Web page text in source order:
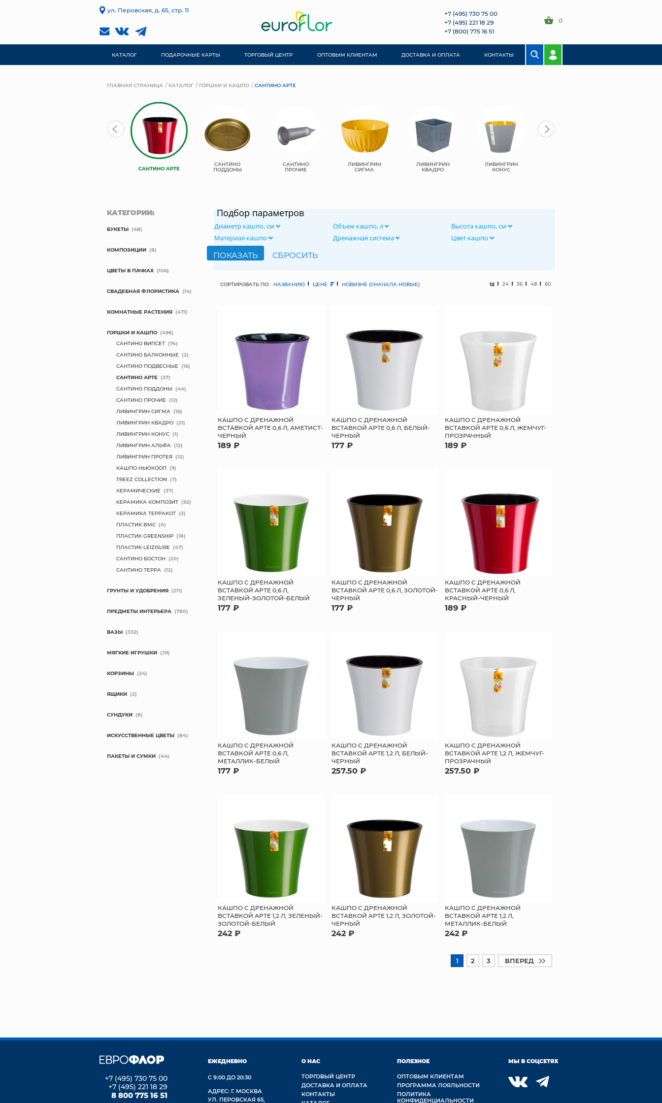
ул. Перовская, д. 65, стр. 11
+7 (495) 730 75 00
+7 (495) 221 18 29
+7 (800) 775 16 51
0
КАТАЛОГ ПОДАРОЧНЫЕ КАРТЫ ТОРГОВЫЙ ЦЕНТР ОПТОВЫМ КЛИЕНТАМ ДОСТАВКА И ОПЛАТА КОНТАКТЫ
ГЛАВНАЯ СТРАНИЦА КАТАЛОГ ГОРШКИ И КАШПО САНТИНО АРТЕ
САНТИНО АРТЕ
САНТИНО
ПОДДОНЫ
САНТИНО
ПРОЧИЕ
ЛИВИНГРИН
СИГМА
ЛИВИНГРИН
КВАДРО
ЛИВИНГРИН
КОНУС
Подбор параметров
Диаметр кашпо, см Объем кашпо, л
Высота кашпо, см
Материал кашпо
Дренажная система Цвет кашпо
СОРТИРОВАТЬ ПО: НАЗВАНИЮ ЦЕНЕ НОВИЗНЕ (СНАЧАЛА НОВЫЕ) 12 24 36 48 60
КАШПО С ДРЕНАЖНОЙ
ВСТАВКОЙ АРТЕ 0,6 Л, АМЕТИСТ-
ЧЕРНЫЙ
189 ₽
КАШПО С ДРЕНАЖНОЙ
ВСТАВКОЙ АРТЕ 0,6 Л, БЕЛЫЙ-
ЧЕРНЫЙ
177 ₽
КАШПО С ДРЕНАЖНОЙ
ВСТАВКОЙ АРТЕ 0,6 Л, ЖЕМЧУГ-
ПРОЗРАЧНЫЙ
189 ₽
КАШПО С ДРЕНАЖНОЙ
ВСТАВКОЙ АРТЕ 0,6 Л,
ЗЕЛЕНЫЙ-ЗОЛОТОЙ-БЕЛЫЙ
177 ₽
КАШПО С ДРЕНАЖНОЙ
ВСТАВКОЙ АРТЕ 0,6 Л, ЗОЛОТОЙ-
ЧЕРНЫЙ
177 ₽
КАШПО С ДРЕНАЖНОЙ
ВСТАВКОЙ АРТЕ 0,6 Л,
КРАСНЫЙ-ЧЕРНЫЙ
189 ₽
КАШПО С ДРЕНАЖНОЙ
ВСТАВКОЙ АРТЕ 0,6 Л,
МЕТАЛЛИК-БЕЛЫЙ
177 ₽
КАШПО С ДРЕНАЖНОЙ
ВСТАВКОЙ АРТЕ 1,2 Л, БЕЛЫЙ-
ЧЕРНЫЙ
257.50 ₽
КАШПО С ДРЕНАЖНОЙ
ВСТАВКОЙ АРТЕ 1,2 Л, ЖЕМЧУГ-
ПРОЗРАЧНЫЙ
257.50 ₽
КАШПО С ДРЕНАЖНОЙ
ВСТАВКОЙ АРТЕ 1,2 Л, ЗЕЛЕНЫЙ-
ЗОЛОТОЙ-БЕЛЫЙ
242 ₽
КАШПО С ДРЕНАЖНОЙ
ВСТАВКОЙ АРТЕ 1,2 Л, ЗОЛОТОЙ-
ЧЕРНЫЙ
242 ₽
КАШПО С ДРЕНАЖНОЙ
ВСТАВКОЙ АРТЕ 1,2 Л,
МЕТАЛЛИК-БЕЛЫЙ
242 ₽
1 2 3 ВПЕРЕД
КАТЕГОРИИ:
БУКЕТЫ (48)
КОМПОЗИЦИИ (8)
ЦВЕТЫ В ПАЧКАХ (106)
СВАДЕБНАЯ ФЛОРИСТИКА (14)
КОМНАТНЫЕ РАСТЕНИЯ (471)
ГОРШКИ И КАШПО (496)
САНТИНО ВИПСЕТ (74)
САНТИНО БАЛКОННЫЕ (2)
САНТИНО ПОДВЕСНЫЕ (16)
САНТИНО АРТЕ (27)
САНТИНО ПОДДОНЫ (44)
САНТИНО ПРОЧИЕ (12)
ЛИВИНГРИН СИГМА (16)
ЛИВИНГРИН КВАДРО (21)
ЛИВИНГРИН КОНУС (1)
ЛИВИНГРИН АЛЬФА (12)
ЛИВИНГРИН ПРОТЕЯ (12)
КАШПО НЬЮКООП (9)
TREEZ COLLECTION (7)
КЕРАМИЧЕСКИЕ (37)
КЕРАМИКА КОМПОЗИТ (92)
КЕРАМИКА ТЕРРАКОТ (3)
ПЛАСТИК BMC (0)
ПЛАСТИК GREENSHIP (18)
ПЛАСТИК LEIZISURE (47)
САНТИНО БОСТОН (20)
САНТИНО ТЕРРА (12)
ГРУНТЫ И УДОБРЕНИЯ (211)
ПРЕДМЕТЫ ИНТЕРЬЕРА (780)
ВАЗЫ (332)
МЯГКИЕ ИГРУШКИ (39)
КОРЗИНЫ (24)
ЯЩИКИ (2)
СУНДУКИ (8)
ИСКУССТВЕННЫЕ ЦВЕТЫ (84)
ПАКЕТЫ И СУМКИ (44)
+7 (495) 730 75 00
+7 (495) 221 18 29
8 800 775 16 51
ЕЖЕДНЕВНО
С 9:00 ДО 20:30
АДРЕС: Г. МОСКВА
УЛ. ПЕРОВСКАЯ 65,
О НАС
ТОРГОВЫЙ ЦЕНТР
ДОСТАВКА И ОПЛАТА
КОНТАКТЫ
ПОЛЕЗНОЕ
ОПТОВЫМ КЛИЕНТАМ
ПРОГРАММА ЛОЯЛЬНОСТИ
ПОЛИТИКА
КОНФИДЕНЦИАЛЬНОСТИ
МЫ В СОЦСЕТЯХ